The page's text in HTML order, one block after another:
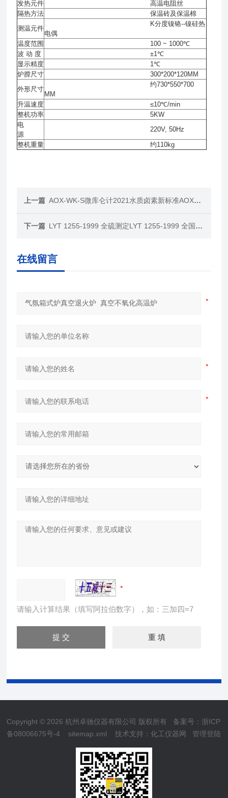
发热元件 高温电阻丝
隔热方法 保温砖及保温棉
测温元件
K分度镍铬--镍硅热
电偶
温度范围
100 ~ 1000℃
波 动 度
±1℃
显示精度 1℃
炉膛尺寸 300*200*120MM
外形尺寸
约730*550*700
MM
升温速度 ≤10℃/min
整机功率 5KW
电
源
220V, 50Hz
整机重量 约110kg
上一篇 AOX-WK-S微库仑计2021水质卤素新标准AOX微库仑计燃烧炉整套
下一篇 LYT 1255-1999 全硫测定LYT 1255-1999 全国普查土壤标准全硫测定管式炉
在线留言
请输入计算结果（填写阿拉伯数字），如：三加四=7
Copyright © 2026 杭州卓驰仪器有限公司 版权所有 备案号：浙ICP
备08006675号-4
sitemap.xml 技术支持：化工仪器网 管理登陆